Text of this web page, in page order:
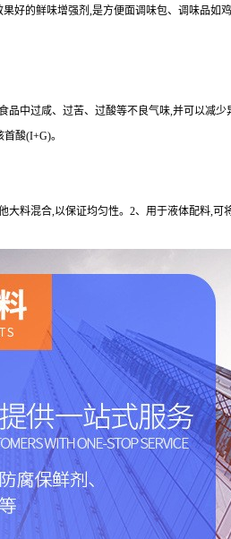
的鲜味增强剂,是方便面调味包、调味品
中过咸、过苦、过酸等不良气味,并可以减
酸(I+G)。
料混合,以保证均匀性。2、用于液体配料,